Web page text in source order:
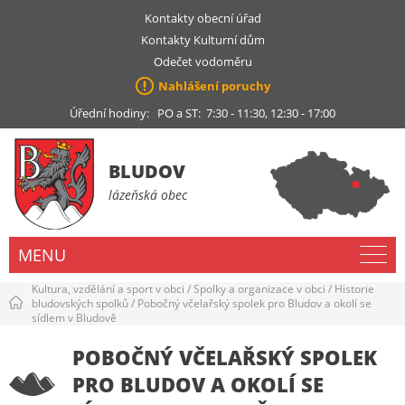
Kontakty obecní úřad
Kontakty Kulturní dům
Odečet vodoměru
Nahlášení poruchy
Úřední hodiny: PO a ST: 7:30 - 11:30, 12:30 - 17:00
BLUDOV
lázeňská obec
MENU
Kultura, vzdělání a sport v obci /Spolky a organizace v obci / Historie
bludovských spolků/ Pobočný včelařský spolek pro Bludov a okolí se
sídlem v Bludově
POBOČNÝ VČELAŘSKÝ SPOLEK
PRO BLUDOV A OKOLÍ SE